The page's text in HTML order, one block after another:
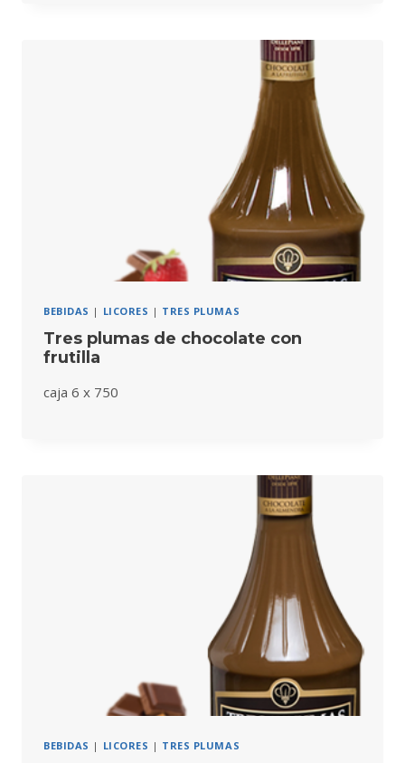
BEBIDAS | LICORES | TRES PLUMAS
Tres plumas de chocolate con
frutilla
caja 6 x 750
BEBIDAS | LICORES | TRES PLUMAS